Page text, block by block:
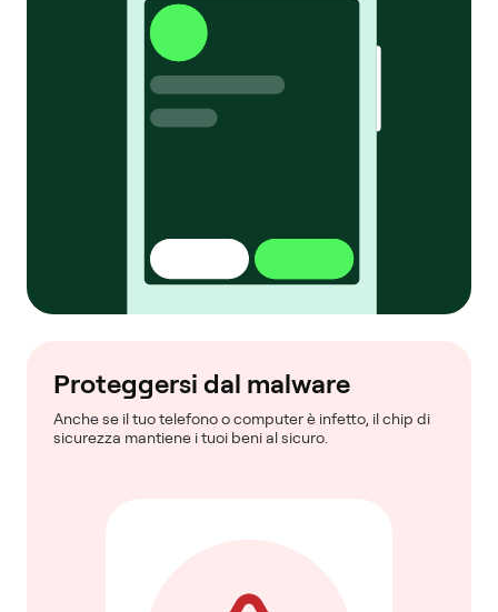
Proteggersi dal malware
Anche se il tuo telefono o computer è infetto, il chip di
sicurezza mantiene i tuoi beni al sicuro.